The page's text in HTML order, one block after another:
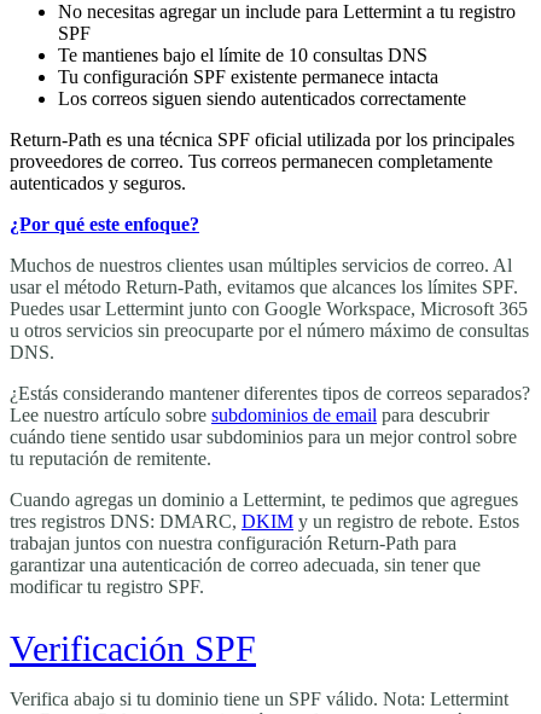
No necesitas agregar un include para Lettermint a tu registro
SPF
Te mantienes bajo el límite de 10 consultas DNS
Tu configuración SPF existente permanece intacta
Los correos siguen siendo autenticados correctamente
Return-Path es una técnica SPF oficial utilizada por los principales
proveedores de correo. Tus correos permanecen completamente
autenticados y seguros.
¿Por qué este enfoque?
Muchos de nuestros clientes usan múltiples servicios de correo. Al
usar el método Return-Path, evitamos que alcances los límites SPF.
Puedes usar Lettermint junto con Google Workspace, Microsoft 365
u otros servicios sin preocuparte por el número máximo de consultas
DNS.
¿Estás considerando mantener diferentes tipos de correos separados?
Lee nuestro artículo sobre subdominios de email para descubrir
cuándo tiene sentido usar subdominios para un mejor control sobre
tu reputación de remitente.
Cuando agregas un dominio a Lettermint, te pedimos que agregues
tres registros DNS: DMARC, DKIM y un registro de rebote. Estos
trabajan juntos con nuestra configuración Return-Path para
garantizar una autenticación de correo adecuada, sin tener que
modificar tu registro SPF.
Verificación SPF
Verifica abajo si tu dominio tiene un SPF válido. Nota: Lettermint